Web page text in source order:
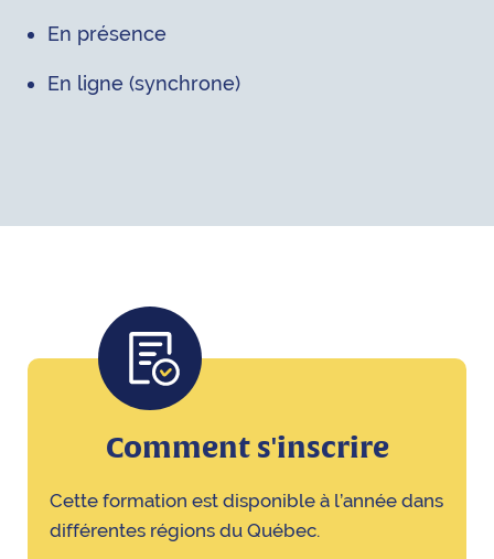
En présence
En ligne (synchrone)
Comment s'inscrire
Cette formation est disponible à l’année dans
différentes régions du Québec.